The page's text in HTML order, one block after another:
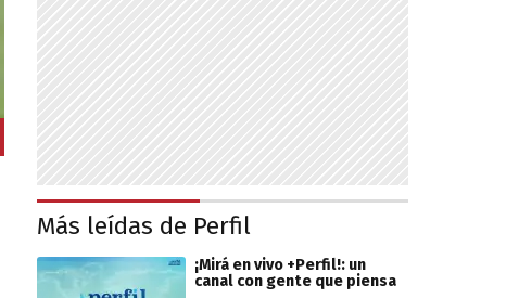
Más leídas de Perfil
¡Mirá en vivo +Perfil!: un
canal con gente que piensa